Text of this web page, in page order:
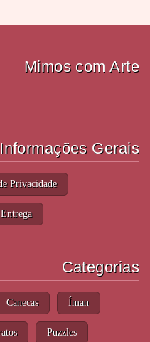
Mimos com Arte
Informações Gerais
Privacidade
Categorias
Canecas Íman
Puzzles